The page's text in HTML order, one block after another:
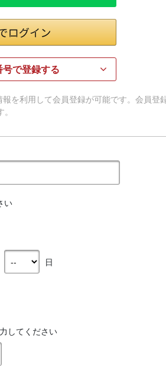
で登録する
を利用して会員登録が可能です。会員登
い
日
してください